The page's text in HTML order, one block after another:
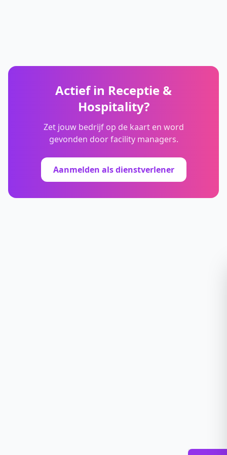
Actief in Receptie &
Hospitality?
Zet jouw bedrijf op de kaart en word
gevonden door facility managers.
Aanmelden als dienstverlener